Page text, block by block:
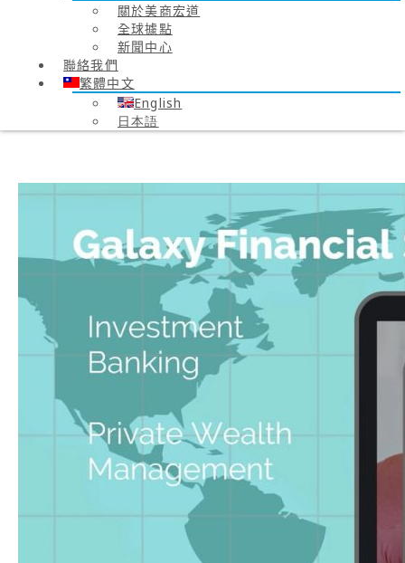
關於美商宏道
全球據點
新聞中心
聯絡我們
繁體中文
English
日本語